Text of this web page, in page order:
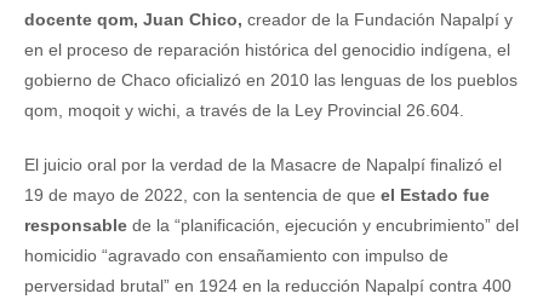
docente qom, Juan Chico, creador de la Fundación Napalpí y
en el proceso de reparación histórica del genocidio indígena, el
gobierno de Chaco oficializó en 2010 las lenguas de los pueblos
qom, moqoit y wichi, a través de la Ley Provincial 26.604.
El juicio oral por la verdad de la Masacre de Napalpí finalizó el
19 de mayo de 2022, con la sentencia de que el Estado fue
responsable de la “planificación, ejecución y encubrimiento” del
homicidio “agravado con ensañamiento con impulso de
perversidad brutal” en 1924 en la reducción Napalpí contra 400